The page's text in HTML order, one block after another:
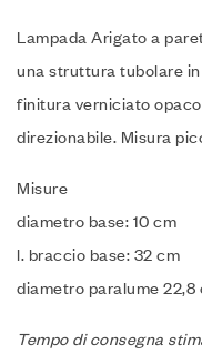
Lampada Arigato a
una struttura tubolare
finitura verniciato
direzionabile. Misura
Misure
diametro base: 10 cm
l. braccio base: 32 cm
diametro paralume 22,8
Tempo di consegna